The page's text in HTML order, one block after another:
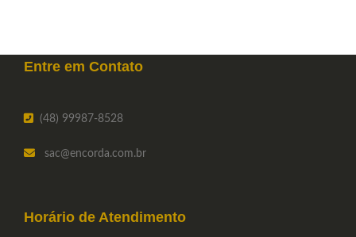
Entre em Contato
(48) 99987-8528
sac@encorda.com.br
Horário de Atendimento